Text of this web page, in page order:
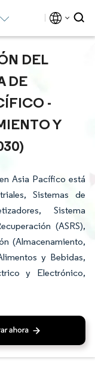
DEL
DE
-
Y
Asia Pacífico está
Sistemas de
Sistema
(ASRS),
(Almacenamiento,
y Bebidas,
y Electrónico,